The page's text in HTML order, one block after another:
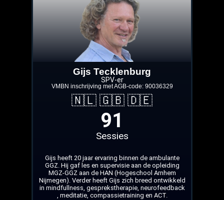
Gijs Tecklenburg
SPV-er
VMBN inschrijving met AGB‑code: 90036329
🇳🇱 🇬🇧 🇩🇪
Sessies
91
Gijs heeft 20 jaar ervaring binnen de ambulante
GGZ. Hij gaf les en supervisie aan de opleiding
MGZ-GGZ aan de HAN (Hogeschool Arnhem
Nijmegen). Verder heeft Gijs zich breed ontwikkeld
in mindfullness, gesprekstherapie, neurofeedback
, meditatie, compassietraining en ACT.